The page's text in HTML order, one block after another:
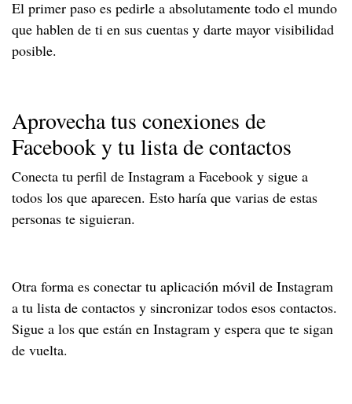
El primer paso es pedirle a absolutamente todo el mundo
que hablen de ti en sus cuentas y darte mayor visibilidad
posible.
Aprovecha tus conexiones de
Facebook y tu lista de contactos
Conecta tu perfil de Instagram a Facebook y sigue a
todos los que aparecen. Esto haría que varias de estas
personas te siguieran.
Otra forma es conectar tu aplicación móvil de Instagram
a tu lista de contactos y sincronizar todos esos contactos.
Sigue a los que están en Instagram y espera que te sigan
de vuelta.